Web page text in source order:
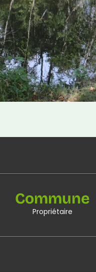
Commune
Propriétaire